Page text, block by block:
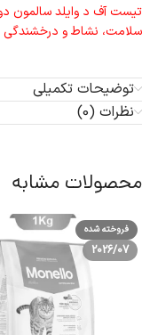
تیست آف د وایلد سالمون
سلامت، نشاط و درخشندگی
توضیحات تکمیلی
نظرات (0)
محصولات مشابه
فروخته شده
2026/07